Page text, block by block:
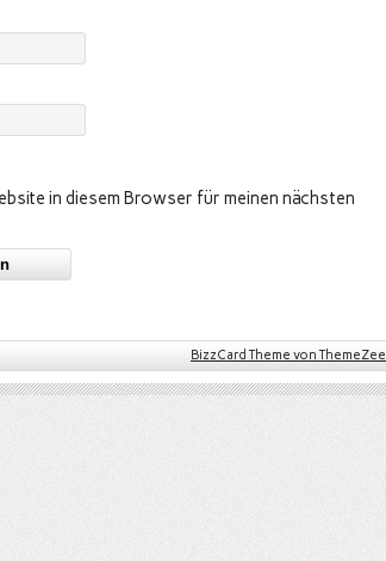
in diesem Browser für meinen nächsten
BizzCard Theme von ThemeZee